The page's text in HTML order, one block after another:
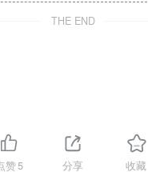
THE END
赞5 分享 收藏